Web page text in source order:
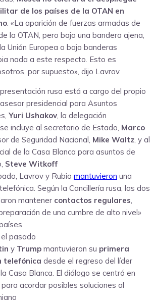
de los países de la OTAN en
. «La aparición de fuerzas armadas de
la OTAN, pero bajo una bandera ajena,
Unión Europea o bajo banderas
nada a este respecto. Esto es
por supuesto», dijo Lavrov.
rusa está a cargo del propio
presidencial para Asuntos
Yuri Ushakov la delegación
incluye al secretario de Estado, Marco
de Seguridad Nacional, Mike Waltz , y al
de la Casa Blanca para asuntos de
Steve Witkoff
Lavrov y Rubio mantuvieron una
Según la Cancillería rusa, las dos
mantener contactos regulares
de una cumbre de alto nivel»
pasado
y Trump mantuvieron su primera
telefónica desde el regreso del líder
Casa Blanca. El diálogo se centró en
acordar posibles soluciones al